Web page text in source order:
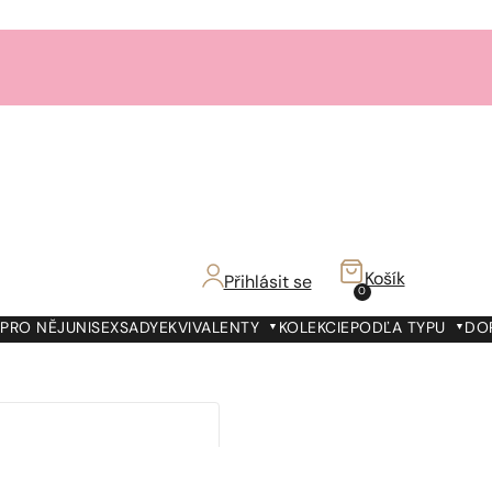
Přihlásit se 0
Košík
PRO NĚJ UNISEXSADYEKVIVALENTY KOLEKCIE PODĽA TYPU